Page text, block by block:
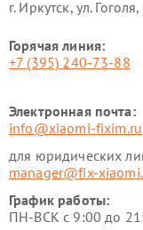
г. Иркутск, ул.
Горячая линия:
+7 (395) 240-73-88
Электронная почта:
info@xiaomi-fixim.ru
для юридических
manager@fix-
График работы:
ПН-ВСК с 9:00 до